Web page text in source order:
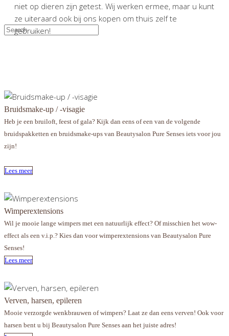
niet op dieren zijn getest. Wij werken ermee, maar u kunt
ze uiteraard ook bij ons kopen om thuis zelf te
gebruiken!
Bruidsmake-up / -visagie
Heb je een bruiloft, feest of gala? Kijk dan eens of een van de volgende
bruidspakketten en bruidsmake-ups van Beautysalon Pure Senses iets voor jou
zijn!
Lees meer
Wimperextensions
Wil je mooie lange wimpers met een natuurlijk effect? Of misschien het wow-
effect als een v.i.p.? Kies dan voor wimperextensions van Beautysalon Pure
Senses!
Lees meer
Verven, harsen, epileren
Mooie verzorgde wenkbrauwen of wimpers? Laat ze dan eens verven! Ook voor
harsen bent u bij Beautysalon Pure Senses aan het juiste adres!